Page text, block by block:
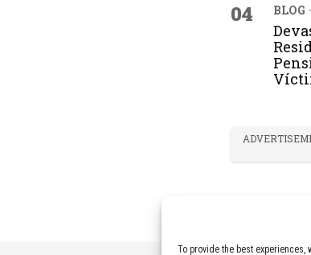
To provide the best
04 BLOG